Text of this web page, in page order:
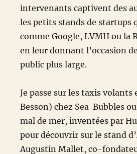
intervenants captivent des
les petits stands de startups
comme Google, LVMH ou
en leur donnant l’occasion
public plus large.
Je passe sur les taxis
Besson) chez Sea Bubbles
mal de mer, inventées par
pour découvrir sur le stand
Augustin Mallet, co-